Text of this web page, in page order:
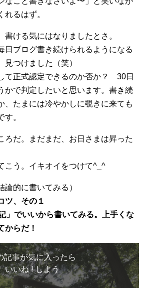
れるはず。
書ける気にはなりましたとさ。
日ブログ書き続けられるようになる
見つけました（笑）
て正式認定できるのか否か？ 30日
かで判定したいと思います。書き続
、たまには冷やかしに覗きに来ても
す。
ろだ。まだまだ、お日さまは昇った
こう。イキオイをつけて^_^
論的に書いてみる）
ツ、その１
」でいいから書いてみる。上手くな
からだ！
記事が気に入ったら
いいね ! しよう